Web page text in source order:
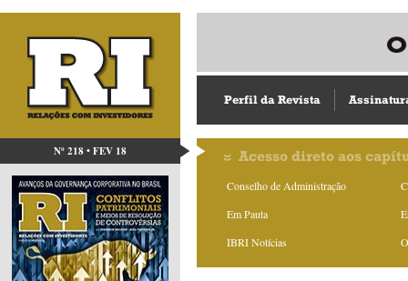
Nº 218 • FEV 18
Perfil da Revista
Acesso direto aos
Conselho de Administração
Em Pauta
IBRI Notícias